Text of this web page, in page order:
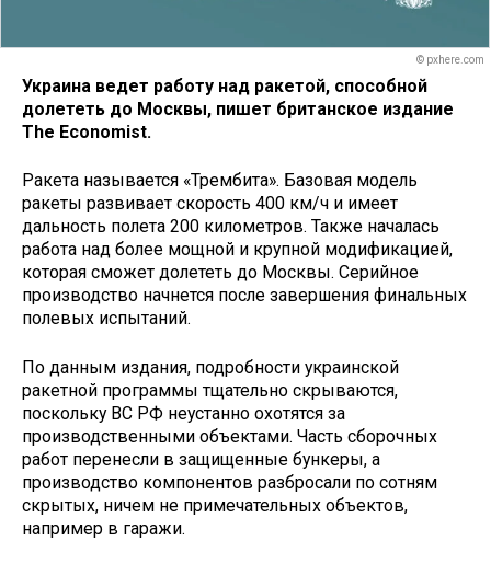
© pxhere.com
Украина ведет работу над ракетой, способной
долететь до Москвы, пишет британское издание
The Economist.
Ракета называется «Трембита». Базовая модель
ракеты развивает скорость 400 км/ч и имеет
дальность полета 200 километров. Также началась
работа над более мощной и крупной модификацией,
которая сможет долететь до Москвы. Серийное
производство начнется после завершения финальных
полевых испытаний.
По данным издания, подробности украинской
ракетной программы тщательно скрываются,
поскольку ВС РФ неустанно охотятся за
производственными объектами. Часть сборочных
работ перенесли в защищенные бункеры, а
производство компонентов разбросали по сотням
скрытых, ничем не примечательных объектов,
например в гаражи.